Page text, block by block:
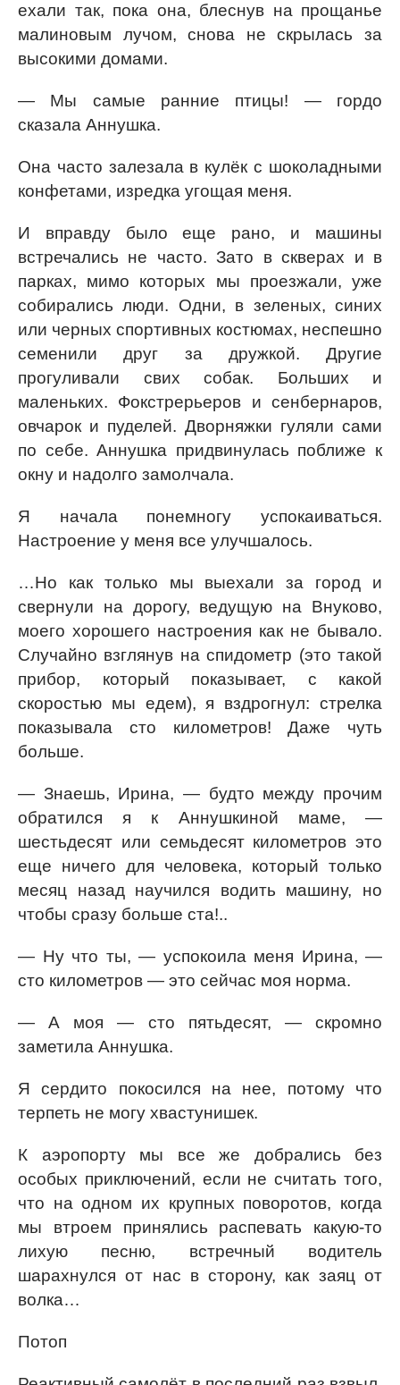
ехали так, пока она, блеснув на прощанье
малиновым лучом, снова не скрылась за
высокими домами.
— Мы самые ранние птицы! — гордо
сказала Аннушка.
Она часто залезала в кулёк с шоколадными
конфетами, изредка угощая меня.
И вправду было еще рано, и машины
встречались не часто. Зато в скверах и в
парках, мимо которых мы проезжали, уже
собирались люди. Одни, в зеленых, синих
или черных спортивных костюмах, неспешно
семенили друг за дружкой. Другие
прогуливали свих собак. Больших и
маленьких. Фокстрерьеров и сенбернаров,
овчарок и пуделей. Дворняжки гуляли сами
по себе. Аннушка придвинулась поближе к
окну и надолго замолчала.
Я начала понемногу успокаиваться.
Настроение у меня все улучшалось.
…Но как только мы выехали за город и
свернули на дорогу, ведущую на Внуково,
моего хорошего настроения как не бывало.
Случайно взглянув на спидометр (это такой
прибор, который показывает, с какой
скоростью мы едем), я вздрогнул: стрелка
показывала сто километров! Даже чуть
больше.
— Знаешь, Ирина, — будто между прочим
обратился я к Аннушкиной маме, —
шестьдесят или семьдесят километров это
еще ничего для человека, который только
месяц назад научился водить машину, но
чтобы сразу больше ста!..
— Ну что ты, — успокоила меня Ирина, —
сто километров — это сейчас моя норма.
— А моя — сто пятьдесят, — скромно
заметила Аннушка.
Я сердито покосился на нее, потому что
терпеть не могу хвастунишек.
К аэропорту мы все же добрались без
особых приключений, если не считать того,
что на одном их крупных поворотов, когда
мы втроем принялись распевать какую-то
лихую песню, встречный водитель
шарахнулся от нас в сторону, как заяц от
волка…
Потоп